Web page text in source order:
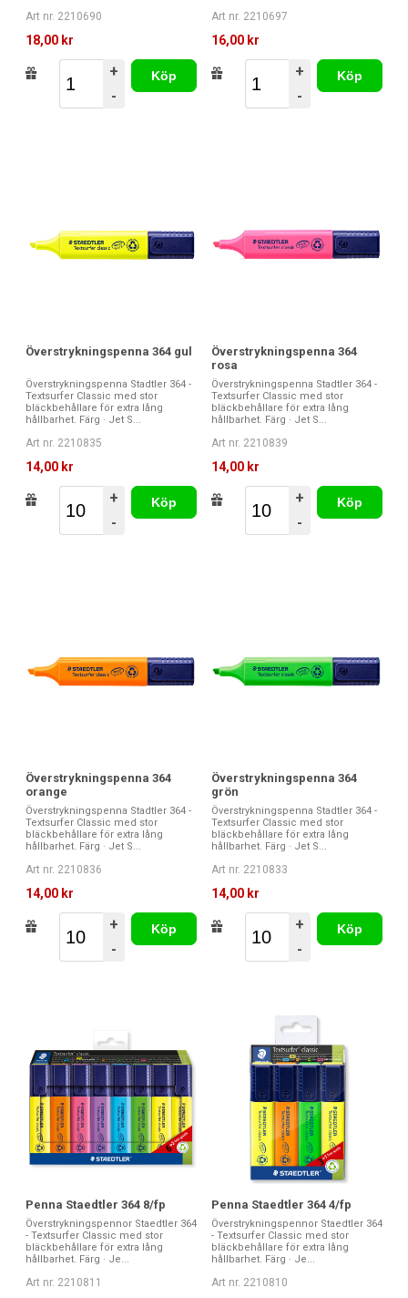
Art nr. 2210690
18,00 kr
+
-
Köp
Art nr. 2210697
16,00 kr
+
-
Köp
Överstrykningspenna 364 gul
Överstrykningspenna Stadtler 364 -
Textsurfer Classic med stor
bläckbehållare för extra lång
hållbarhet. Färg · Jet S...
Art nr. 2210835
14,00 kr
+
-
Köp
Överstrykningspenna 364
rosa
Överstrykningspenna Stadtler 364 -
Textsurfer Classic med stor
bläckbehållare för extra lång
hållbarhet. Färg · Jet S...
Art nr. 2210839
14,00 kr
+
-
Köp
Överstrykningspenna 364
orange
Överstrykningspenna Stadtler 364 -
Textsurfer Classic med stor
bläckbehållare för extra lång
hållbarhet. Färg · Jet S...
Art nr. 2210836
14,00 kr
+
-
Köp
Överstrykningspenna 364
grön
Överstrykningspenna Stadtler 364 -
Textsurfer Classic med stor
bläckbehållare för extra lång
hållbarhet. Färg · Jet S...
Art nr. 2210833
14,00 kr
+
-
Köp
Penna Staedtler 364 8/fp
Överstrykningspennor Staedtler 364
- Textsurfer Classic med stor
bläckbehållare för extra lång
hållbarhet. Färg · Je...
Art nr. 2210811
Penna Staedtler 364 4/fp
Överstrykningspennor Staedtler 364
- Textsurfer Classic med stor
bläckbehållare för extra lång
hållbarhet. Färg · Je...
Art nr. 2210810